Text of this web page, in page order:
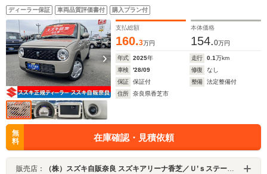
ディーラー保証 車両品質評価書付 購入プラン付
支払総額
160.3万円
本体価格
154.0万円
年式 2025年 走行 0.1万km
車検
'28/09 修復
なし
保証
保証付 整備
法定整備付
住所
奈良県香芝市
無
料
在庫確認・見積依頼
販売店： （株）スズキ自販奈良 スズキアリーナ香芝／Ｕ’ｓステーション香芝